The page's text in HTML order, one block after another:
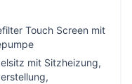
Touch Screen mit
mit Sitzheizung,